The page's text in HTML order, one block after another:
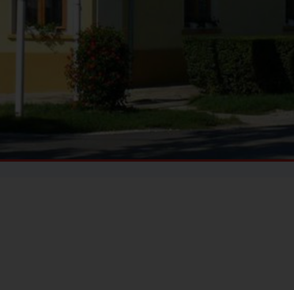
HORGÁSZTURISZTIKAI
TISZAROFFÉRT
KÖZALAPÍTVÁNY